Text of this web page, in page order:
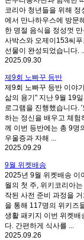
코리아 청년들을 위해
에서 만나하우스에 방문
한 명절 음식을 정성껏
사박스와 오제이153씨
선물이 완성되었습니다. ...
2025.09.30
제9회 노빠꾸 등반
제9회 노빠꾸 등반 이야
삶의 용기" 지난 9월 19
로그램을 진행했습니다.
하는 정신을 배우고 체
께 이번 등반에는 총 9명
우울증과 자해 ...
2025.09.29
9월 위켓배송
2025년 9월 위켓배송 이
월의 첫 주, 위키코리아
작된 사전 준비 과정을
을 통해 117명의 위키즈
생활 패키지 이번 위켓배
다. 간편하게 식사를 ...
2025.09.26